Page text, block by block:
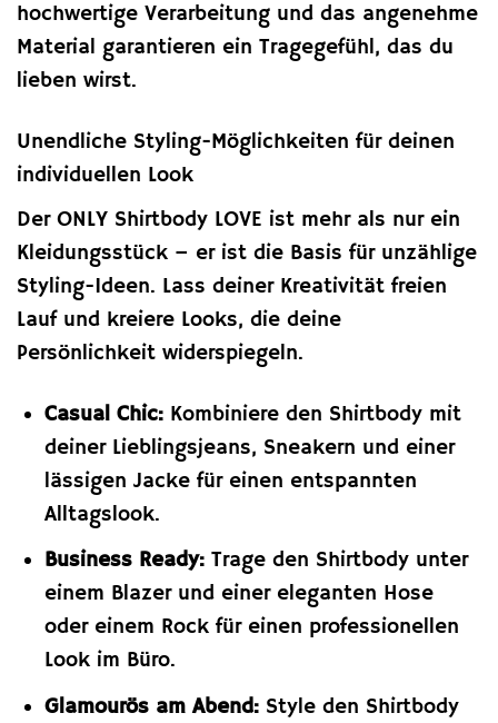
hochwertige Verarbeitung und das angenehme
Material garantieren ein Tragegefühl, das du
lieben wirst.
Unendliche Styling-Möglichkeiten für deinen
individuellen Look
Der ONLY Shirtbody LOVE ist mehr als nur ein
Kleidungsstück – er ist die Basis für unzählige
Styling-Ideen. Lass deiner Kreativität freien
Lauf und kreiere Looks, die deine
Persönlichkeit widerspiegeln.
Casual Chic:Kombiniere den Shirtbody mit
deiner Lieblingsjeans, Sneakern und einer
lässigen Jacke für einen entspannten
Alltagslook.
Business Ready:Trage den Shirtbody unter
einem Blazer und einer eleganten Hose
oder einem Rock für einen professionellen
Look im Büro.
Glamourös am Abend:Style den Shirtbody